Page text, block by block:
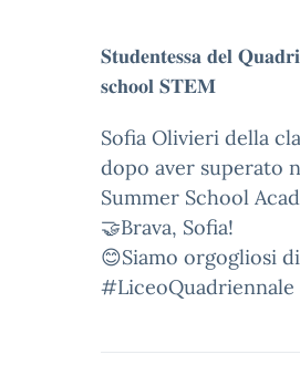
𝐒𝐭𝐮𝐝𝐞𝐧𝐭𝐞𝐬𝐬𝐚 𝐝𝐞𝐥
𝐬𝐜𝐡𝐨𝐨𝐥 𝐒𝐓𝐄𝐌
Sofia Olivieri della
dopo aver superato
Summer School
🤝Brava, Sofia!
😊Siamo orgogliosi